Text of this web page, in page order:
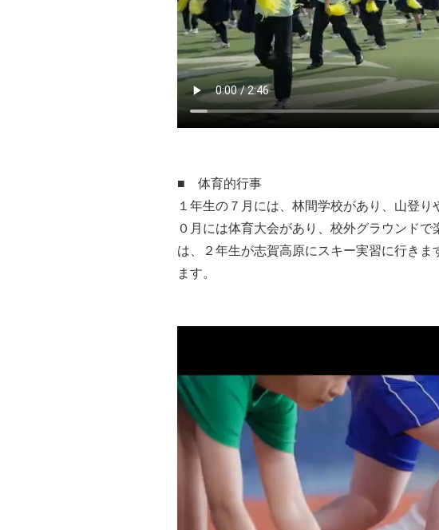
■ 体育的行事
１年生の７月には、林間学校があり、山登
０月には体育大会があり、校外グラウンド
は、２年生が志賀高原にスキー実習に行き
ます。